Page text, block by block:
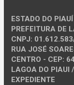
ESTADO DO PIAUÍ
PREFEITURA DE
CNPJ:
RUA JOSÉ
CENTRO - CEP:
LAGOA DO PIAUI /
EXPEDIENTE